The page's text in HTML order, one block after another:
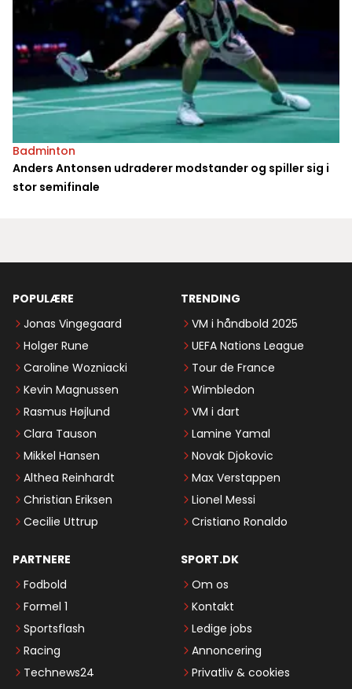
Badminton
Anders Antonsen udraderer modstander og spiller sig i
stor semifinale
POPULÆRE
Jonas Vingegaard
Holger Rune
Caroline Wozniacki
Kevin Magnussen
Rasmus Højlund
Clara Tauson
Mikkel Hansen
Althea Reinhardt
Christian Eriksen
Cecilie Uttrup
TRENDING
VM i håndbold 2025
UEFA Nations League
Tour de France
Wimbledon
VM i dart
Lamine Yamal
Novak Djokovic
Max Verstappen
Lionel Messi
Cristiano Ronaldo
PARTNERE
Fodbold
Formel 1
Sportsflash
Racing
Technews24
SPORT.DK
Om os
Kontakt
Ledige jobs
Annoncering
Privatliv & cookies